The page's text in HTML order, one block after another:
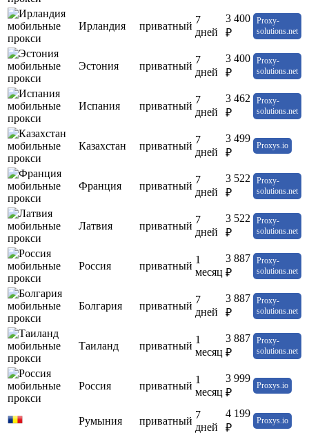
Ирландия приватный
7
дней
3 400
₽
Proxy-
solutions.net
Эстония приватный
7
дней
3 400
₽
Proxy-
solutions.net
Испания приватный
7
дней
3 462
₽
Proxy-
solutions.net
Казахстан приватный
7
дней
3 499
₽
Proxys.io
Франция приватный
7
дней
3 522
₽
Proxy-
solutions.net
Латвия приватный
7
дней
3 522
₽
Proxy-
solutions.net
Россия приватный
1
месяц
3 887
₽
Proxy-
solutions.net
Болгария приватный
7
дней
3 887
₽
Proxy-
solutions.net
Таиланд приватный
1
месяц
3 887
₽
Proxy-
solutions.net
Россия приватный
1
месяц
3 999
₽
Proxys.io
Румыния приватный
7
дней
4 199
₽
Proxys.io